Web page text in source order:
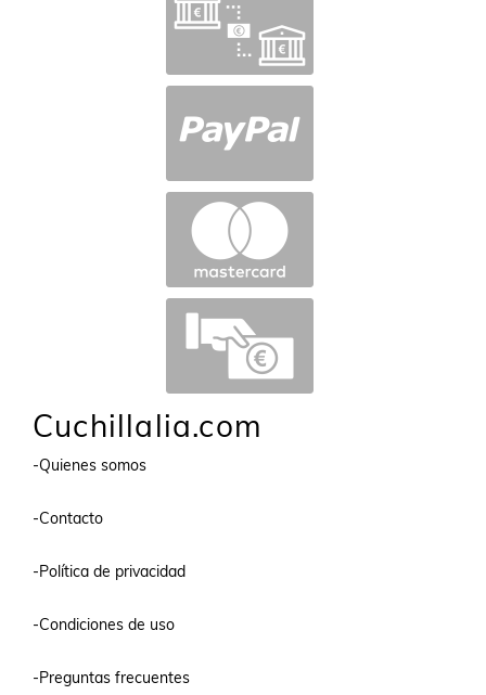
Cuchillalia.com
-Quienes somos
-Contacto
-Política de privacidad
-Condiciones de uso
-Preguntas frecuentes